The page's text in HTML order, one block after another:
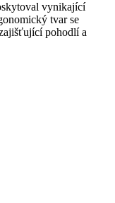
vynikající
tvar se
pohodlí a